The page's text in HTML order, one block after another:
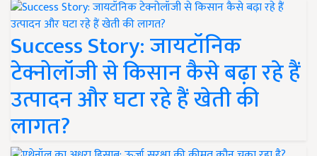
Success Story: जायटॉनिक
टेक्नोलॉजी से किसान कैसे बढ़ा रहे हैं
उत्पादन और घटा रहे हैं खेती की
लागत?